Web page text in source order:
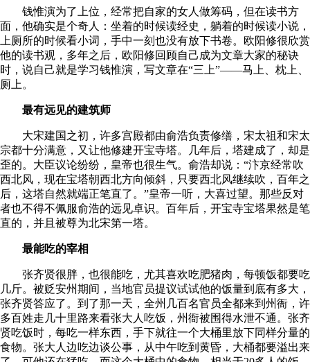
钱惟演为了上位，经常把自家的女人做筹码，但在读书方
面，他确实是个奇人：坐着的时候读经史，躺着的时候读小说，
上厕所的时候看小词，手中一刻也没有放下书卷。欧阳修很欣赏
他的读书观，多年之后，欧阳修回顾自己成为文章大家的秘诀
时，说自己就是学习钱惟演，写文章在“三上”——马上、枕上、
厕上。
最有远见的建筑师
大宋建国之初，许多宫殿都由俞浩负责修缮，宋太祖和宋太
宗都十分满意，又让他修建开宝寺塔。几年后，塔建成了，却是
歪的。大臣议论纷纷，皇帝也很生气。俞浩却说：“汴京经常吹
西北风，现在宝塔朝西北方向倾斜，只要西北风继续吹，百年之
后，这塔自然就端正笔直了。”皇帝一听，大喜过望。那些反对
者也不得不佩服俞浩的远见卓识。百年后，开宝寺宝塔果然是笔
直的，并且被尊为北宋第一塔。
最能吃的宰相
张齐贤很胖，也很能吃，尤其喜欢吃肥猪肉，每顿饭都要吃
几斤。被贬安州期间，当地官员提议试试他的饭量到底有多大，
张齐贤答应了。到了那一天，全州几百名官员全都来到州衙，许
多百姓走几十里路来看张大人吃饭，州衙被围得水泄不通。张齐
贤吃饭时，每吃一样东西，手下就往一个大桶里放下同样分量的
食物。张大人边吃边谈公事，从中午吃到黄昏，大桶都要溢出来